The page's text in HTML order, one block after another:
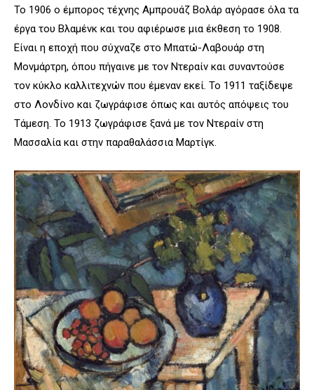
Το 1906 ο έμπορος τέχνης Αμπρουάζ Βολάρ αγόρασε όλα τα
έργα του Βλαμένκ και του αφιέρωσε μια έκθεση το 1908.
Είναι η εποχή που σύχναζε στο Μπατώ-Λαβουάρ στη
Μονμάρτρη, όπου πήγαινε με τον Ντεραίν και συναντούσε
τον κύκλο καλλιτεχνών που έμεναν εκεί. Το 1911 ταξίδεψε
στο Λονδίνο και ζωγράφισε όπως και αυτός απόψεις του
Τάμεση. Το 1913 ζωγράφισε ξανά με τον Ντεραίν στη
Μασσαλία και στην παραθαλάσσια Μαρτίγκ.